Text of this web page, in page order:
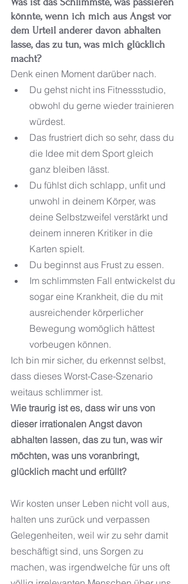
könnte, wenn ich mich aus Angst vor
dem Urteil anderer davon abhalten
lasse, das zu tun, was mich glücklich
macht?
Denk einen Moment darüber nach.
Du gehst nicht ins Fitnessstudio,
obwohl du gerne wieder trainieren
würdest.
Das frustriert dich so sehr, dass du
die Idee mit dem Sport gleich
ganz bleiben lässt.
Du fühlst dich schlapp, unfit und
unwohl in deinem Körper, was
deine Selbstzweifel verstärkt und
deinem inneren Kritiker in die
Karten spielt.
Du beginnst aus Frust zu essen.
Im schlimmsten Fall entwickelst du
sogar eine Krankheit, die du mit
ausreichender körperlicher
Bewegung womöglich hättest
vorbeugen können.
Ich bin mir sicher, du erkennst selbst,
dass dieses Worst-Case-Szenario
weitaus schlimmer ist.
Wie traurig ist es, dass wir uns von
dieser irrationalen Angst davon
abhalten lassen, das zu tun, was wir
möchten, was uns voranbringt,
glücklich macht und erfüllt?
Wir kosten unser Leben nicht voll aus,
halten uns zurück und verpassen
Gelegenheiten, weil wir zu sehr damit
beschäftigt sind, uns Sorgen zu
machen, was irgendwelche für uns oft